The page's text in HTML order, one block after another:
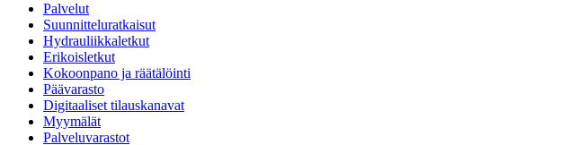
Palvelut
Suunnitteluratkaisut
Hydrauliikkaletkut
Erikoisletkut
Kokoonpano ja räätälöinti
Päävarasto
Digitaaliset tilauskanavat
Myymälät
Palveluvarastot